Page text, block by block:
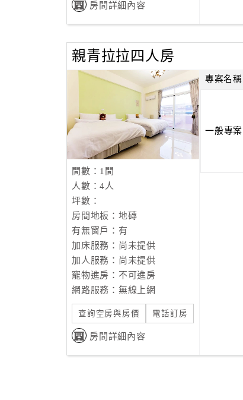
房間詳細內容
親青拉拉四人房
間數：1間
人數：4人
坪數：
房間地板：地磚
有無窗戶：有
加床服務：尚未提供
加人服務：尚未提供
寵物進房：不可進房
網路服務：無線上網
查詢空房與房價 電話訂房
房間詳細內容
專案名稱
一般專案